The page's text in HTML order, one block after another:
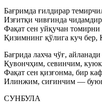
Бағримда ғилдирар
Изғитқи чивғинда
Фақат сен уйқучан томирни
Қизимнинг қўлига куч бер,
Бағрида лахча чўғ,
Қувончҳим, севинчим,
Фақат сен қизғонма, бир
Илинжим, сиғинчим —
СУНБУЛА